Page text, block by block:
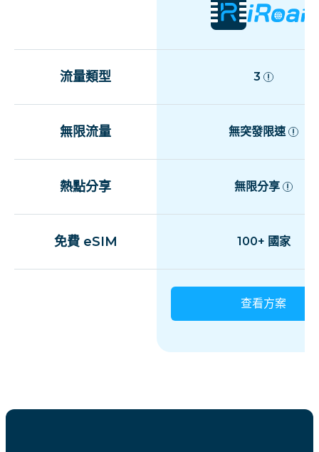
流量類型 3
無限流量 無突發限速
熱點分享 無限分享
免費 eSIM 100+ 國家
查看方案